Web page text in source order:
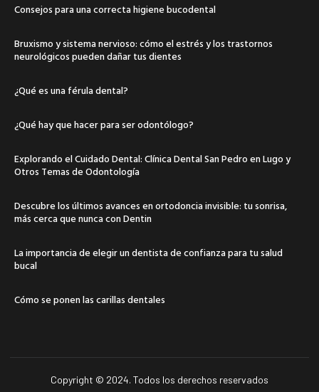
Consejos para una correcta higiene bucodental
Bruxismo y sistema nervioso: cómo el estrés y los trastornos
neurológicos pueden dañar tus dientes
¿Qué es una férula dental?
¿Qué hay que hacer para ser odontólogo?
Explorando el Cuidado Dental: Clínica Dental San Pedro en Lugo y
Otros Temas de Odontología
Descubre los últimos avances en ortodoncia invisible: tu sonrisa,
más cerca que nunca con Dentin
La importancia de elegir un dentista de confianza para tu salud
bucal
Cómo se ponen las carillas dentales
Copyright © 2024. Todos los derechos reservados